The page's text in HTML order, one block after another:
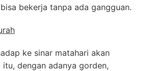
bekerja tanpa ada gangguan.
ke sinar matahari akan
dengan adanya gorden,